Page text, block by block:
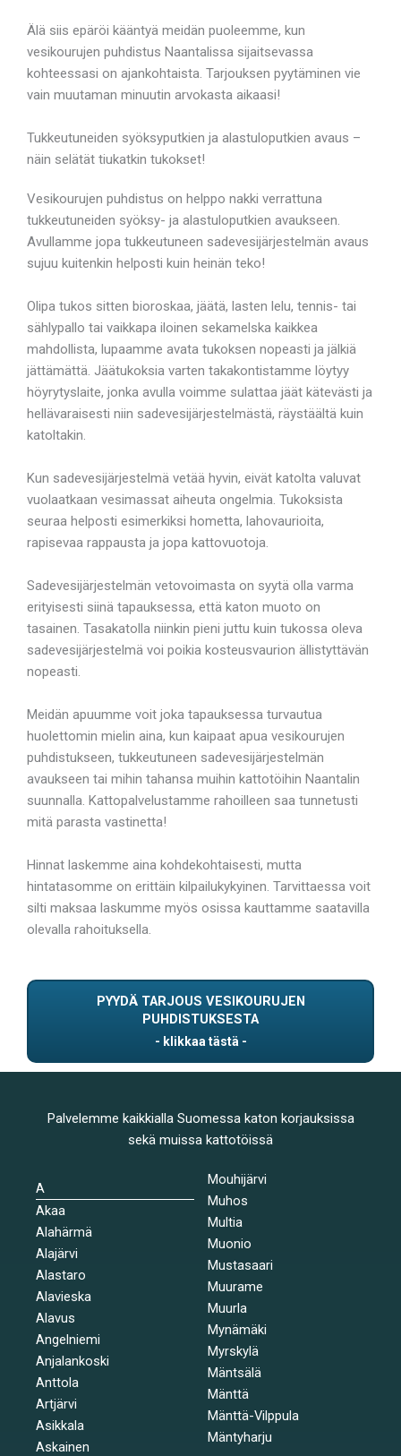
Älä siis epäröi kääntyä meidän puoleemme, kun
vesikourujen puhdistus Naantalissa sijaitsevassa
kohteessasi on ajankohtaista. Tarjouksen pyytäminen vie
vain muutaman minuutin arvokasta aikaasi!
Tukkeutuneiden syöksyputkien ja alastuloputkien avaus –
näin selätät tiukatkin tukokset!
Vesikourujen puhdistus on helppo nakki verrattuna
tukkeutuneiden syöksy- ja alastuloputkien avaukseen.
Avullamme jopa tukkeutuneen sadevesijärjestelmän avaus
sujuu kuitenkin helposti kuin heinän teko!
Olipa tukos sitten bioroskaa, jäätä, lasten lelu, tennis- tai
sählypallo tai vaikkapa iloinen sekamelska kaikkea
mahdollista, lupaamme avata tukoksen nopeasti ja jälkiä
jättämättä. Jäätukoksia varten takakontistamme löytyy
höyrytyslaite, jonka avulla voimme sulattaa jäät kätevästi ja
hellävaraisesti niin sadevesijärjestelmästä, räystäältä kuin
katoltakin.
Kun sadevesijärjestelmä vetää hyvin, eivät katolta valuvat
vuolaatkaan vesimassat aiheuta ongelmia. Tukoksista
seuraa helposti esimerkiksi hometta, lahovaurioita,
rapisevaa rappausta ja jopa kattovuotoja.
Sadevesijärjestelmän vetovoimasta on syytä olla varma
erityisesti siinä tapauksessa, että katon muoto on
tasainen. Tasakatolla niinkin pieni juttu kuin tukossa oleva
sadevesijärjestelmä voi poikia kosteusvaurion ällistyttävän
nopeasti.
Meidän apuumme voit joka tapauksessa turvautua
huolettomin mielin aina, kun kaipaat apua vesikourujen
puhdistukseen, tukkeutuneen sadevesijärjestelmän
avaukseen tai mihin tahansa muihin kattotöihin Naantalin
suunnalla. Kattopalvelustamme rahoilleen saa tunnetusti
mitä parasta vastinetta!
Hinnat laskemme aina kohdekohtaisesti, mutta
hintatasomme on erittäin kilpailukykyinen. Tarvittaessa voit
silti maksaa laskumme myös osissa kauttamme saatavilla
olevalla rahoituksella.
PYYDÄ TARJOUS VESIKOURUJEN
PUHDISTUKSESTA
Palvelemme kaikkialla Suomessa katon korjauksissa
sekä muissa kattotöissä
A
Akaa
Alahärmä
Alajärvi
Alastaro
Alavieska
Alavus
Angelniemi
Anjalankoski
Anttola
Artjärvi
Asikkala
Askainen
Mouhijärvi
Muhos
Multia
Muonio
Mustasaari
Muurame
Muurla
Mynämäki
Myrskylä
Mäntsälä
Mänttä
Mänttä-Vilppula
Mäntyharju